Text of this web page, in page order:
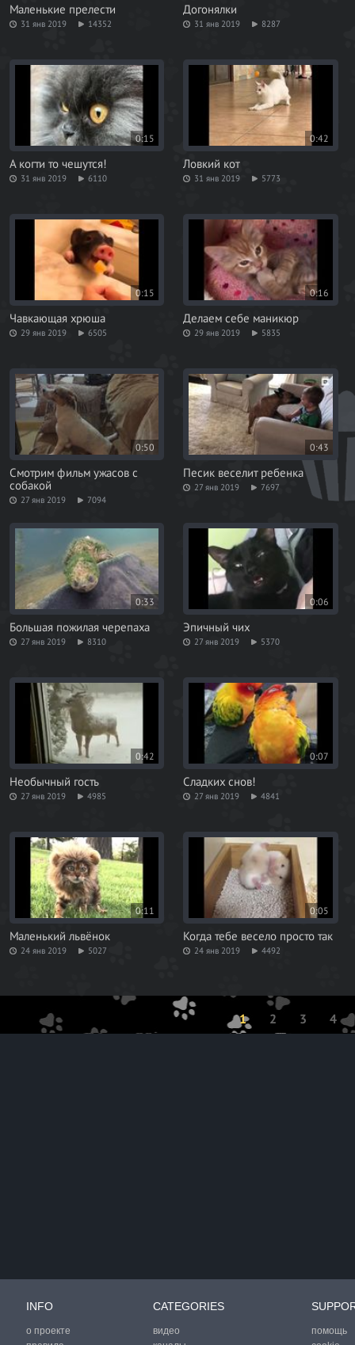
Маленькие прелести
31 янв 2019 14352
Догонялки
31 янв 2019 8287
0:15
А когти то чешутся!
31 янв 2019 6110
0:42
Ловкий кот
31 янв 2019 5773
0:15
Чавкающая хрюша
29 янв 2019 6505
0:16
Делаем себе маникюр
29 янв 2019 5835
0:50
Смотрим фильм ужасов с
собакой
27 янв 2019 7094
0:43
Песик веселит ребенка
27 янв 2019 7697
0:33
Большая пожилая черепаха
27 янв 2019 8310
0:06
Эпичный чих
27 янв 2019 5370
0:42
Необычный гость
27 янв 2019 4985
0:07
Сладких снов!
27 янв 2019 4841
0:11
Маленький львёнок
24 янв 2019 5027
0:05
Когда тебе весело просто так
24 янв 2019 4492
1 2 3 4
INFO
о проекте
CATEGORIES
видео
помощь